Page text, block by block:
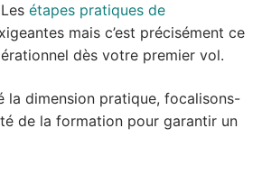
étapes pratiques de
mais c’est précisément ce
dès votre premier vol.
la dimension pratique, focalisons-
de la formation pour garantir un